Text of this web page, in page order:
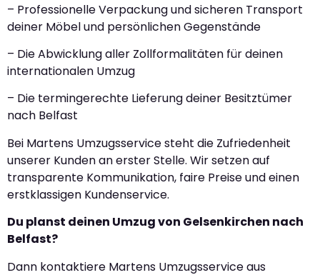
– Professionelle Verpackung und sicheren Transport
deiner Möbel und persönlichen Gegenstände
– Die Abwicklung aller Zollformalitäten für deinen
internationalen Umzug
– Die termingerechte Lieferung deiner Besitztümer
nach Belfast
Bei Martens Umzugsservice steht die Zufriedenheit
unserer Kunden an erster Stelle. Wir setzen auf
transparente Kommunikation, faire Preise und einen
erstklassigen Kundenservice.
Du planst deinen Umzug von Gelsenkirchen nach
Belfast?
Dann kontaktiere Martens Umzugsservice aus